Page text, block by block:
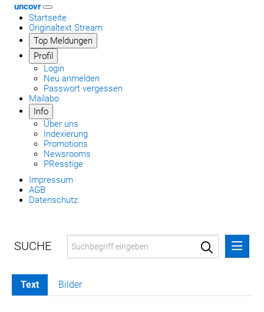
uncovr
Startseite
Originaltext Stream
Top Meldungen
Profil
Login
Neu anmelden
Passwort vergessen
Mailabo
Info
Über uns
Indexierung
Promotions
Newsrooms
PResstige
Impressum
AGB
Datenschutz
MELDUNGEN
Text Bilder